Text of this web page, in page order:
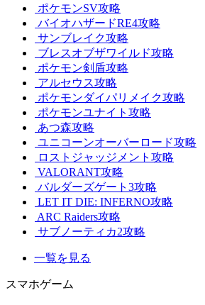
ポケモンSV攻略
バイオハザードRE4攻略
サンブレイク攻略
ブレスオブザワイルド攻略
ポケモン剣盾攻略
アルセウス攻略
ポケモンダイパリメイク攻略
ポケモンユナイト攻略
あつ森攻略
ユニコーンオーバーロード攻略
ロストジャッジメント攻略
VALORANT攻略
バルダーズゲート3攻略
LET IT DIE: INFERNO攻略
ARC Raiders攻略
サブノーティカ2攻略
一覧を見る
スマホゲーム